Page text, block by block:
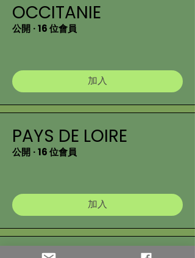
OCCITANIE
公開 ·16 位會員
加入
PAYS DE LOIRE
公開 ·16 位會員
加入